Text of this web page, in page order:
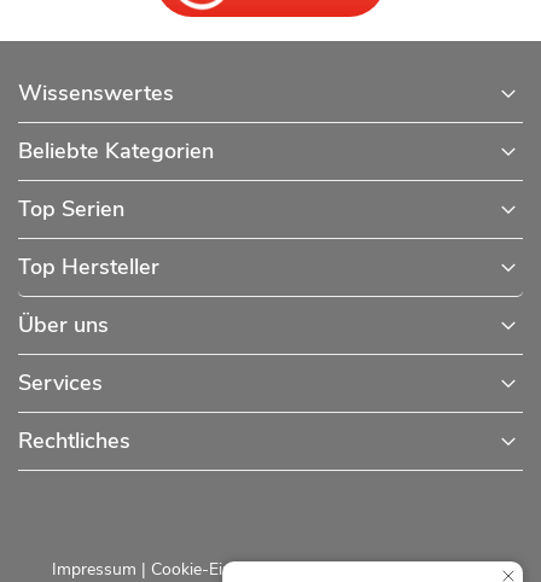
Wissenswertes
Beliebte Kategorien
Top Serien
Top Hersteller
Über uns
Services
Rechtliches
Impressum | Cookie-Einstellungen|Datenschutzerklärung